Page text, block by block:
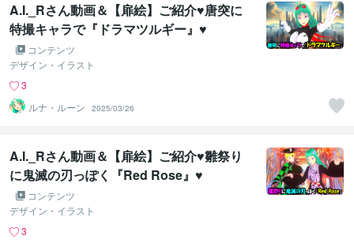
A.I._Rさん動画＆【扉絵】ご紹介♥唐突に
特撮キャラで『ドラマツルギー』♥
コンテンツ
デザイン・イラスト
3
ルナ・ルーン
2025/03/26
A.I._Rさん動画＆【扉絵】ご紹介♥雛祭り
に鬼滅の刃っぽく『Red Rose』♥
コンテンツ
デザイン・イラスト
3